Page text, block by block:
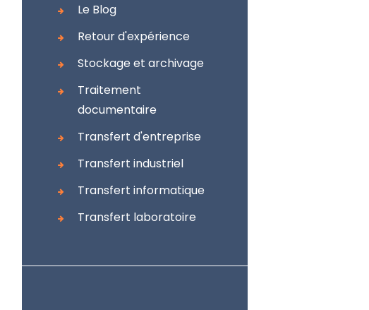
Le Blog
Retour d'expérience
Stockage et archivage
Traitement
documentaire
Transfert d'entreprise
Transfert industriel
Transfert informatique
Transfert laboratoire